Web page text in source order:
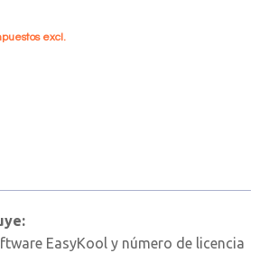
excl.
EasyKool y número de licencia